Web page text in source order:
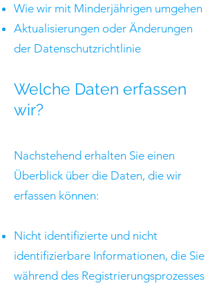
Wie wir mit Minderjährigen umgehen
Aktualisierungen oder Änderungen
der Datenschutzrichtlinie
Welche Daten erfassen
wir?
Nachstehend erhalten Sie einen
Überblick über die Daten, die wir
erfassen können:
Nicht identifizierte und nicht
identifizierbare Informationen, die Sie
während des Registrierungsprozesses